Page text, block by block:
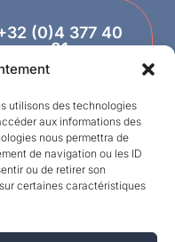
utilisons des technologies
aux informations des
nous permettra de
de navigation ou les ID
ou de retirer son
certaines caractéristiques
(0)4 377 40
81